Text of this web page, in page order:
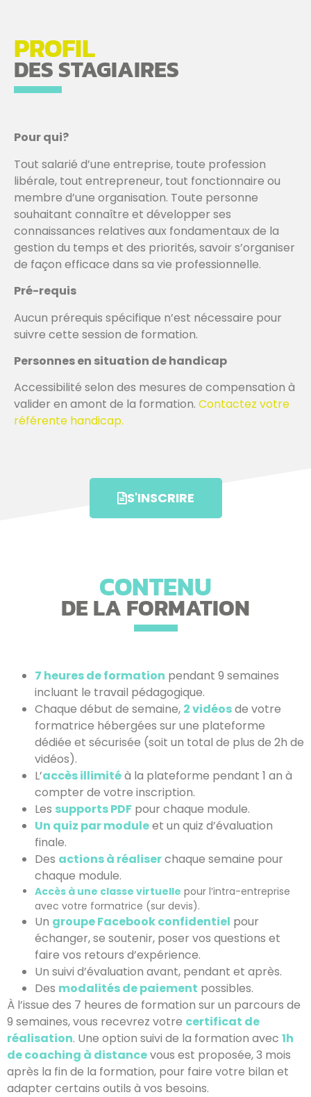
PROFIL
DES STAGIAIRES
Pour qui?
Tout salarié d’une entreprise, toute profession
libérale, tout entrepreneur, tout fonctionnaire ou
membre d’une organisation. Toute personne
souhaitant connaître et développer ses
connaissances relatives aux fondamentaux de la
gestion du temps et des priorités, savoir s’organiser
de façon efficace dans sa vie professionnelle.
Pré-requis
Aucun prérequis spécifique n’est nécessaire pour
suivre cette session de formation.
Personnes en situation de handicap
Accessibilité selon des mesures de compensation à
valider en amont de la formation. Contactez votre
référente handicap.
S'INSCRIRE
CONTENU
DE LA FORMATION
7 heures de formation pendant 9 semaines
incluant le travail pédagogique.
Chaque début de semaine, 2 vidéosde votre
formatrice hébergées sur une plateforme
dédiée et sécurisée (soit un total de plus de 2h de
vidéos).
L’accès illimitéà la plateforme pendant 1 an à
compter de votre inscription.
Les supports PDF pour chaque module.
Un quiz par moduleet un quiz d’évaluation
finale.
Des actions à réaliserchaque semaine pour
chaque module.
Accès à une classe virtuelle pour l’intra-entreprise
avec votre formatrice (sur devis).
Un groupe Facebook confidentiel pour
échanger, se soutenir, poser vos questions et
faire vos retours d’expérience.
Un suivi d’évaluation avant, pendant et après.
Des modalités de paiement possibles.
À l’issue des 7 heures de formation sur un parcours de
9 semaines, vous recevrez votre certificat de
réalisation. Une option suivi de la formation avec 1h
de coaching à distancevous est proposée, 3 mois
après la fin de la formation, pour faire votre bilan et
adapter certains outils à vos besoins.